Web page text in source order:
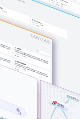
模型算力
键核心算力
学介绍 >>